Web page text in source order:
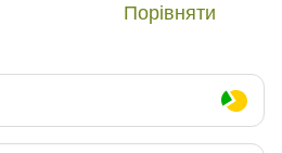
Порівняти